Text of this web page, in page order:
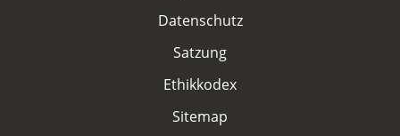
Datenschutz
Satzung
Ethikkodex
Sitemap